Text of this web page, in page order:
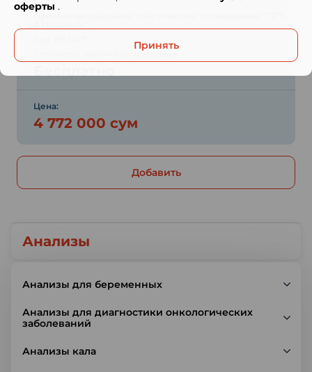
Анализы
Анализы для беременных
Анализы для диагностики онкологических
заболеваний
Анализы кала
Стоимость взятия биоматериала:
Цена:
4 772 000 сум
Добавить
оферты .
Принять